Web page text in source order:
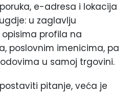
e-adresa i lokacija
u zaglavlju
profila na
poslovnim imenicima, pa
u samoj trgovini.
pitanje, veća je